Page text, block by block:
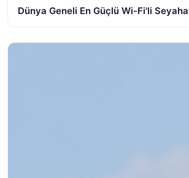
Dünya Geneli En Güçlü Wi-Fi'li